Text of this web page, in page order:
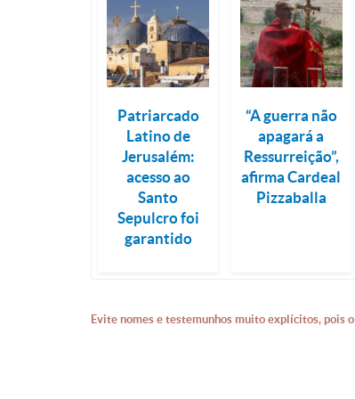
Patriarcado
Latino de
Jerusalém:
acesso ao
Santo
Sepulcro foi
garantido
“A guerra não
apagará a
Ressurreição”,
afirma Cardeal
Pizzaballa
Evite nomes e testemunhos muito explícitos, pois